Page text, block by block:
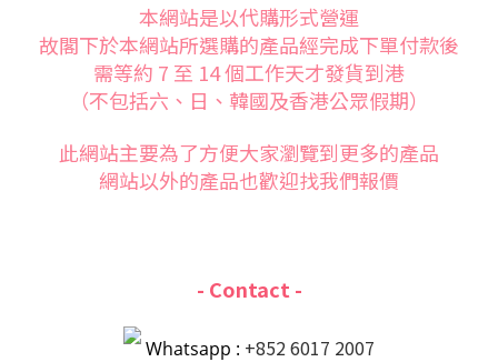
本網站是以代購形式營運
故閣下於本網站所選購的產品經完成下單付款後
需等約 7 至 14 個工作天才發貨到港
（不包括六、日、韓國及香港公眾假期）
此網站主要為了方便大家瀏覽到更多的產品
網站以外的產品也歡迎找我們報價
- Contact -
Whatsapp : +852 6017 2007